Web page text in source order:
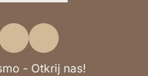
- Otkrij nas!